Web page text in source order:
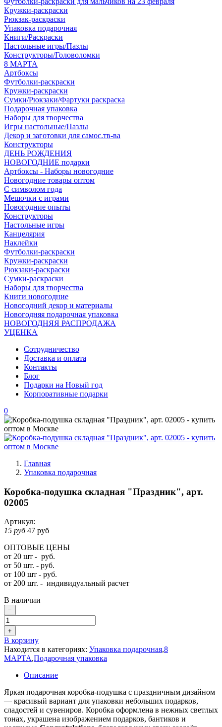
Кружки-раскраски
Рюкзак-раскраски
Упаковка подарочная
Книги/Раскраски
Настольные игры/Пазлы
Конструкторы/Головоломки
8 МАРТА
Артбоксы
Футболки-раскраски
Кружки-раскраски
Сумки/Рюкзаки/Фартуки раскраска
Подарочная упаковка
Наборы для творчества
Игры настольные/Пазлы
Декор и заготовки для самос.тв-ва
Конструкторы
ДЕНЬ РОЖДЕНИЯ
НОВОГОДНИЕ подарки
Артбоксы - Наборы новогодние
Новогодние товары оптом
С символом года
Мешочки с играми
Новогодние опыты
Конструкторы
Настольные игры
Канцелярия
Наклейки
Футболки-раскраски
Кружки-раскраски
Рюкзаки-раскраски
Сумки-раскраски
Наборы для творчества
Книги новогодние
Новогодний декор и материалы
Новогодняя подарочная упаковка
НОВОГОДНЯЯ РАСПРОДАЖА
УЦЕНКА
Сотрудничество
Доставка и оплата
Контакты
Блог
Подарки на Новый год
Корпоративные подарки
0
Главная
Упаковка подарочная
Коробка-подушка складная "Праздник", арт.
02005
Артикул:
15 руб 47 руб
ОПТОВЫЕ ЦЕНЫ
от 20 шт - руб.
от 50 шт. - руб.
от 100 шт - руб.
от 200 шт. - индивидуальный расчет
В наличии
−
+
В корзину
Находится в категориях: Упаковка подарочная,8
МАРТА,Подарочная упаковка
Описание
Яркая подарочная коробка-подушка с праздничным дизайном
— красивый вариант для упаковки небольших подарков,
сладостей и сувениров. Коробка оформлена в нежных светлых
тонах, украшена изображением подарков, бантиков и